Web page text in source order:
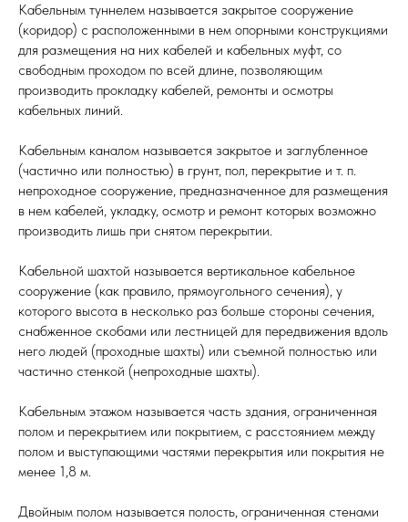
Кабельным туннелем называется закрытое сооружение
(коридор) с расположенными в нем опорными конструкциями
для размещения на них кабелей и кабельных муфт, со
свободным проходом по всей длине, позволяющим
производить прокладку кабелей, ремонты и осмотры
кабельных линий.
Кабельным каналом называется закрытое и заглубленное
(частично или полностью) в грунт, пол, перекрытие и т. п.
непроходное сооружение, предназначенное для размещения
в нем кабелей, укладку, осмотр и ремонт которых возможно
производить лишь при снятом перекрытии.
Кабельной шахтой называется вертикальное кабельное
сооружение (как правило, прямоугольного сечения), у
которого высота в несколько раз больше стороны сечения,
снабженное скобами или лестницей для передвижения вдоль
него людей (проходные шахты) или съемной полностью или
частично стенкой (непроходные шахты).
Кабельным этажом называется часть здания, ограниченная
полом и перекрытием или покрытием, с расстоянием между
полом и выступающими частями перекрытия или покрытия не
менее 1,8 м.
Двойным полом называется полость, ограниченная стенами